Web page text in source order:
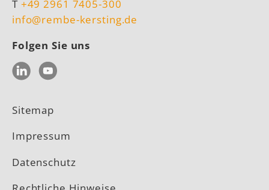
T +49 2961 7405-300
info@rembe-kersting.de
Folgen Sie uns
LinkedInYouTube
Sitemap
Impressum
Datenschutz